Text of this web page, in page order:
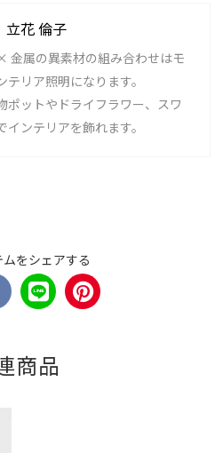
立花 倫子
金属の異素材の組み合わせはモ
テリア照明になります。
ポットやドライフラワー、スワ
インテリアを飾れます。
ムをシェアする
商品